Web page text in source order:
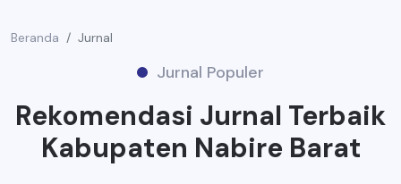
Beranda Jurnal
Jurnal Populer
Rekomendasi Jurnal Terbaik
Kabupaten Nabire Barat